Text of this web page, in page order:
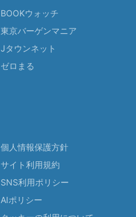
BOOKウォッチ
東京バーゲンマニア
Jタウンネット
ゼロまる
個人情報保護方針
サイト利用規約
SNS利用ポリシー
AIポリシー